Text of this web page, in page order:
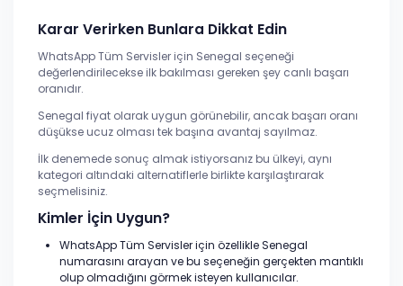
Karar Verirken Bunlara Dikkat Edin
WhatsApp Tüm Servisler için Senegal seçeneği
değerlendirilecekse ilk bakılması gereken şey canlı başarı
oranıdır.
Senegal fiyat olarak uygun görünebilir, ancak başarı oranı
düşükse ucuz olması tek başına avantaj sayılmaz.
İlk denemede sonuç almak istiyorsanız bu ülkeyi, aynı
kategori altındaki alternatiflerle birlikte karşılaştırarak
seçmelisiniz.
Kimler İçin Uygun?
WhatsApp Tüm Servisler için özellikle Senegal
numarasını arayan ve bu seçeneğin gerçekten mantıklı
olup olmadığını görmek isteyen kullanıcılar.